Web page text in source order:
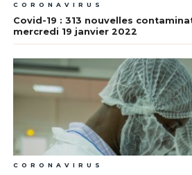
CORONAVIRUS
Covid-19 : 313 nouvelles
mercredi 19 janvier 2022
CORONAVIRUS